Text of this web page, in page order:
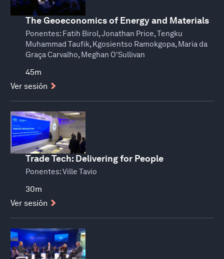
The Geoeconomics of Energy and Materials
Ponentes: Fatih Birol, Jonathan Price, Tengku
Muhammad Taufik, Kgosientso Ramokgopa, Maria da
Graça Carvalho, Meghan O'Sullivan
45m
Ver sesión
Trade Tech: Delivering for People
Ponentes:Ville Tavio
30m
Ver sesión